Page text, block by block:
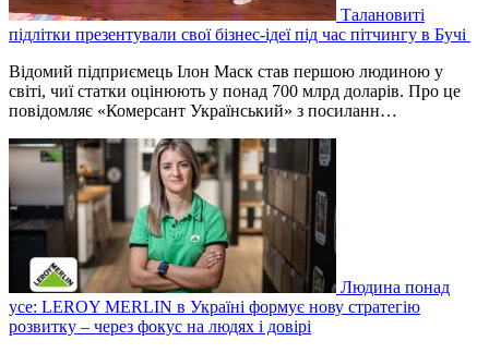
Талановиті
підлітки презентували свої бізнес-ідеї під час пітчингу в Бучі
Відомий підприємець Ілон Маск став першою людиною у
світі, чиї статки оцінюють у понад 700 млрд доларів. Про це
повідомляє «Комерсант Український» з посиланн…
Людина понад
усе: LEROY MERLIN в Україні формує нову стратегію
розвитку – через фокус на людях і довірі